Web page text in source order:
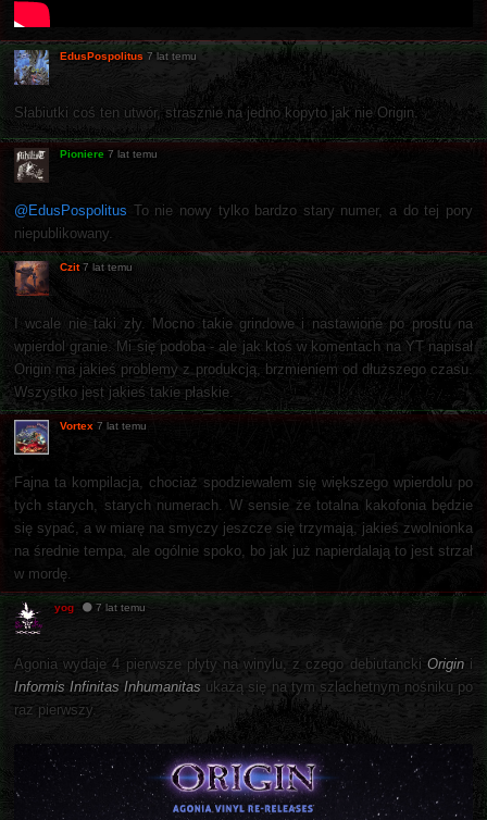
EdusPospolitus 7 lat temu
Słabiutki coś ten utwór, strasznie na jedno kopyto jak nie Origin.
Pioniere 7 lat temu
@EdusPospolitus To nie nowy tylko bardzo stary numer, a do tej pory
niepublikowany.
Czit 7 lat temu
I wcale nie taki zły. Mocno takie grindowe i nastawione po prostu na
wpierdol granie. Mi się podoba - ale jak ktoś w komentach na YT napisał
Origin ma jakieś problemy z produkcją, brzmieniem od dłuższego czasu.
Wszystko jest jakieś takie płaskie.
Vortex 7 lat temu
Fajna ta kompilacja, chociaż spodziewałem się większego wpierdolu po
tych starych, starych numerach. W sensie że totalna kakofonia będzie
się sypać, a w miarę na smyczy jeszcze się trzymają, jakieś zwolnionka
na średnie tempa, ale ogólnie spoko, bo jak już napierdalają to jest strzał
w mordę.
yog 7 lat temu
Agonia wydaje 4 pierwsze płyty na winylu, z czego debiutancki Origini
Informis Infinitas Inhumanitas ukażą się na tym szlachetnym nośniku po
raz pierwszy.